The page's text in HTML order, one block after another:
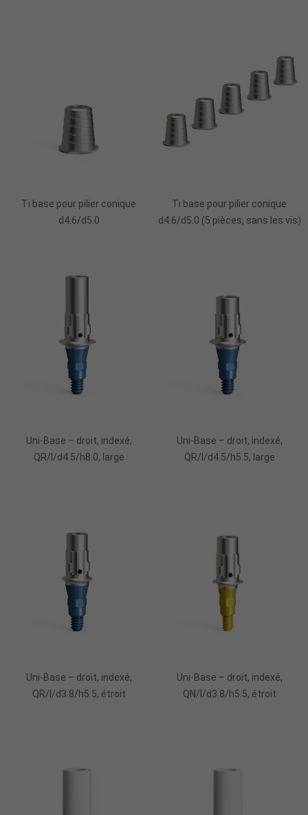
Ti base pour pilier conique
d4.6/d5.0
Ti base pour pilier conique
d4.6/d5.0 (5 pièces, sans les vis)
Uni-Base – droit, indexé,
QR/I/d4.5/h8.0, large
Uni-Base – droit, indexé,
QR/I/d4.5/h5.5, large
Uni-Base – droit, indexé,
QR/I/d3.8/h5.5, étroit
Uni-Base – droit, indexé,
QN/I/d3.8/h5.5, étroit